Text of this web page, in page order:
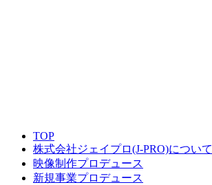
TOP
株式会社ジェイプロ(J-PRO)について
映像制作プロデュース
新規事業プロデュース